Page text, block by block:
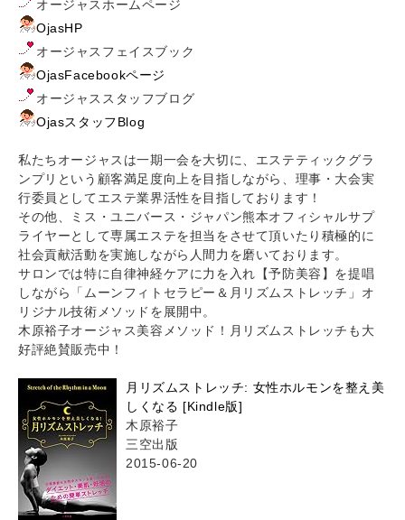
オージャスホームページ
OjasHP
オージャスフェイスブック
OjasFacebookページ
オージャススタッフブログ
OjasスタッフBlog
私たちオージャスは一期一会を大切に、エステティックグラ
ンプリという顧客満足度向上を目指しながら、理事・大会実
行委員としてエステ業界活性を目指しております！
その他、ミス・ユニバース・ジャパン熊本オフィシャルサプ
ライヤーとして専属エステを担当をさせて頂いたり積極的に
社会貢献活動を実施しながら人間力を磨いております。
サロンでは特に自律神経ケアに力を入れ【予防美容】を提唱
しながら「ムーンフィトセラピー＆月リズムストレッチ」オ
リジナル技術メソッドを展開中。
木原裕子オージャス美容メソッド！月リズムストレッチも大
好評絶賛販売中！
月リズムストレッチ: 女性ホルモンを整え美
しくなる [Kindle版]
木原裕子
三空出版
2015-06-20